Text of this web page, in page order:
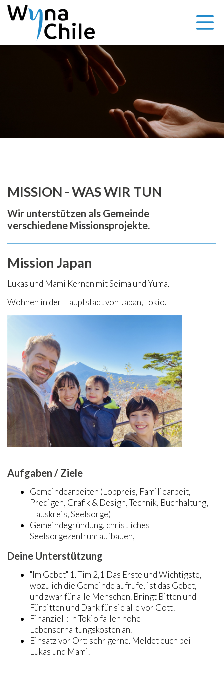
MISSION - WAS WIR TUN
Wir unterstützen als Gemeinde
verschiedene Missionsprojekte.
Mission Japan
Lukas und Mami Kernen mit Seima und Yuma.
Wohnen in der Hauptstadt von Japan, Tokio.
Aufgaben / Ziele
Gemeindearbeiten (Lobpreis, Familiearbeit,
Predigen, Grafik & Design, Technik, Buchhaltung,
Hauskreis, Seelsorge)
Gemeindegründung, christliches
Seelsorgezentrum aufbauen,
Deine Unterstützung
"Im Gebet" 1. Tim 2,1 Das Erste und Wichtigste,
wozu ich die Gemeinde aufrufe, ist das Gebet,
und zwar für alle Menschen. Bringt Bitten und
Fürbitten und Dank für sie alle vor Gott!
Finanziell: In Tokio fallen hohe
Lebenserhaltungskosten an.
Einsatz vor Ort: sehr gerne. Meldet euch bei
Lukas und Mami.